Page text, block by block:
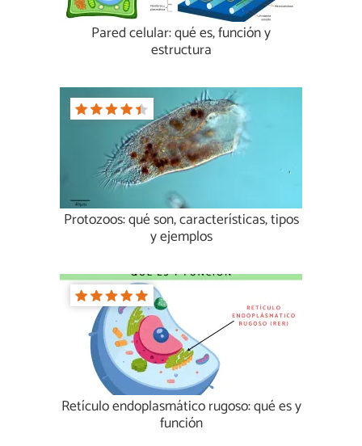
Pared celular: qué es, función y
estructura
Protozoos: qué son, características, tipos
y ejemplos
Retículo endoplasmático rugoso: qué es y
función